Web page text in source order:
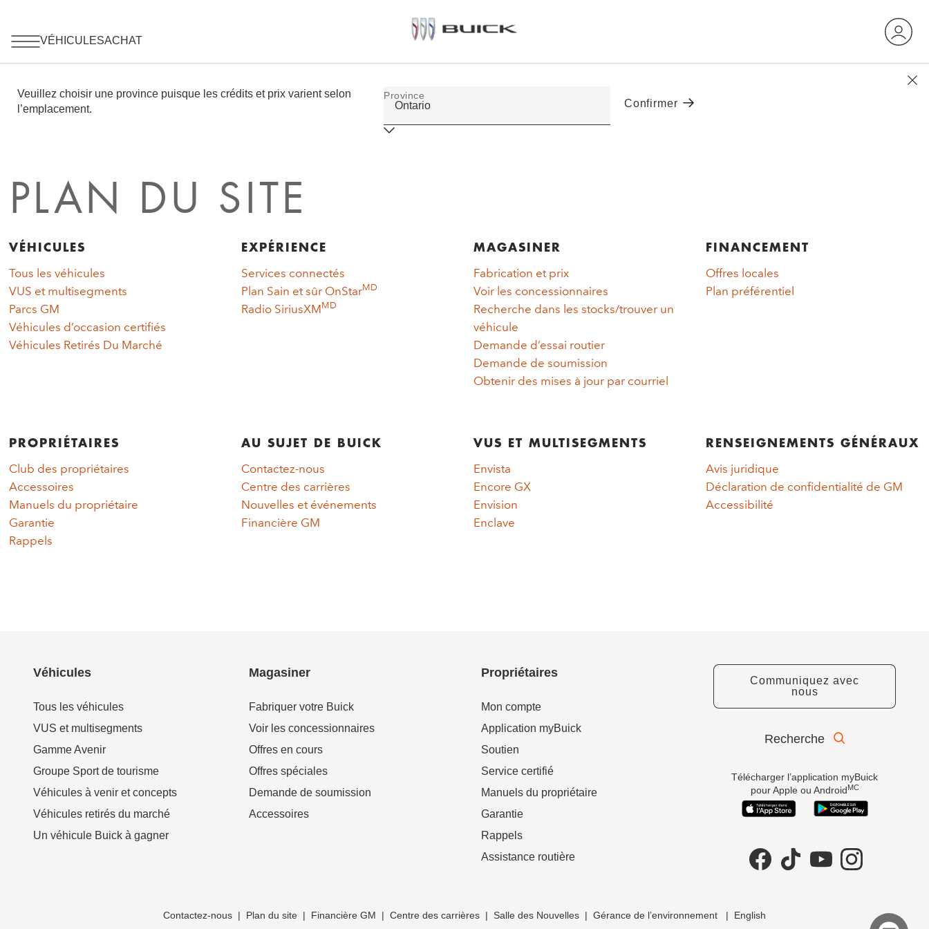
PLAN DU SITE
VÉHICULES
Tous les véhicules
VUS et multisegments
Parcs GM
Véhicules d’occasion certifiés
Véhicules Retirés Du Marché
EXPÉRIENCE
Services connectés
Plan Sain et sûr OnStarMD
Radio SiriusXMMD
MAGASINER
Fabrication et prix
Voir les concessionnaires
Recherche dans les stocks/trouver un
véhicule
Demande d’essai routier
Demande de soumission
Obtenir des mises à jour par courriel
FINANCEMENT
Offres locales
Plan préférentiel
PROPRIÉTAIRES
Club des propriétaires
Accessoires
Manuels du propriétaire
Garantie
Rappels
AU SUJET DE BUICK
Contactez-nous
Centre des carrières
Nouvelles et événements
Financière GM
VUS ET MULTISEGMENTS
Envista
Encore GX
Envision
Enclave
RENSEIGNEMENTS GÉNÉRAUX
Avis juridique
Déclaration de confidentialité de GM
Accessibilité